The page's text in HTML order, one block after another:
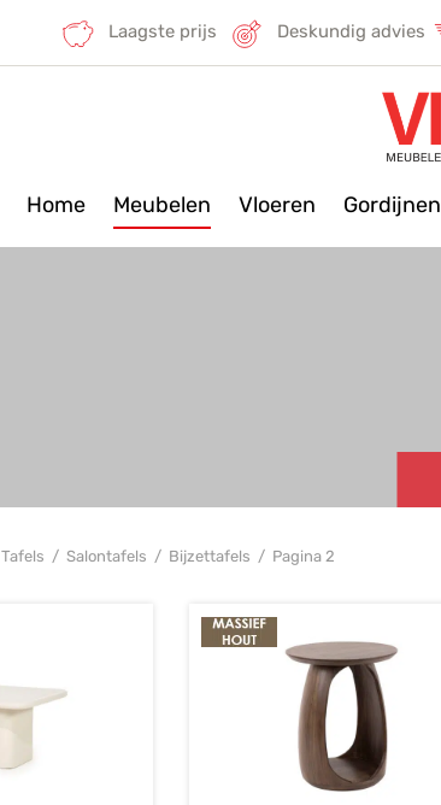
Laagste prijs Deskundig advies
Home Meubelen Vloeren Gordijnen
Tafels / Salontafels / Bijzettafels / Pagina 2